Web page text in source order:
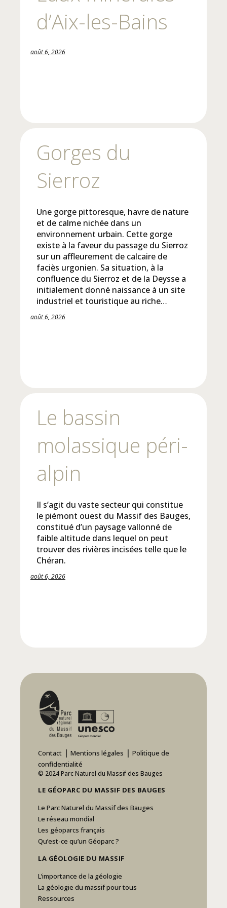
d’Aix-les-Bains
août 6, 2026
Gorges du
Sierroz
Une gorge pittoresque, havre de nature
et de calme nichée dans un
environnement urbain. Cette gorge
existe à la faveur du passage du Sierroz
sur un affleurement de calcaire de
faciès urgonien. Sa situation, à la
confluence du Sierroz et de la Deysse a
initialement donné naissance à un site
industriel et touristique au riche…
août 6, 2026
Le bassin
molassique péri-
alpin
Il s’agit du vaste secteur qui constitue
le piémont ouest du Massif des Bauges,
constitué d’un paysage vallonné de
faible altitude dans lequel on peut
trouver des rivières incisées telle que le
Chéran.
août 6, 2026
Contact | Mentions légales | Politique de
confidentialité
© 2024 Parc Naturel du Massif des Bauges
LE GÉOPARC DU MASSIF DES BAUGES
Le Parc Naturel du Massif des Bauges
Le réseau mondial
Les géoparcs français
Qu’est-ce qu’un Géoparc ?
LA GÉOLOGIE DU MASSIF
L’importance de la géologie
La géologie du massif pour tous
Ressources